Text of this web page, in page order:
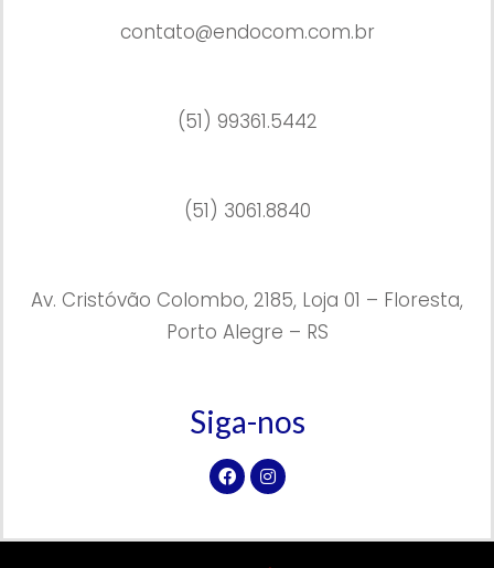
contato@endocom.com.br
(51) 99361.5442
(51) 3061.8840
Av. Cristóvão Colombo, 2185, Loja 01 – Floresta,
Porto Alegre – RS
Siga-nos